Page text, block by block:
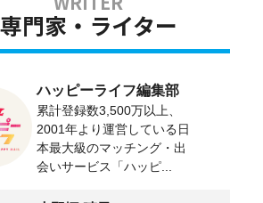
専門家・ライター
ハッピーライフ編集部
累計登録数3,500万以上、
2001年より運営している日
本最大級のマッチング・出
会いサービス「ハッピ...